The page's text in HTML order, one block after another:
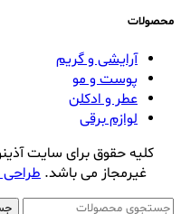
محصولات
آرایشی و گریم
پوست و مو
عطر و ادکلن
لوازم برقی
کلیه حقوق برای سایت
غیرمجاز می باشد.